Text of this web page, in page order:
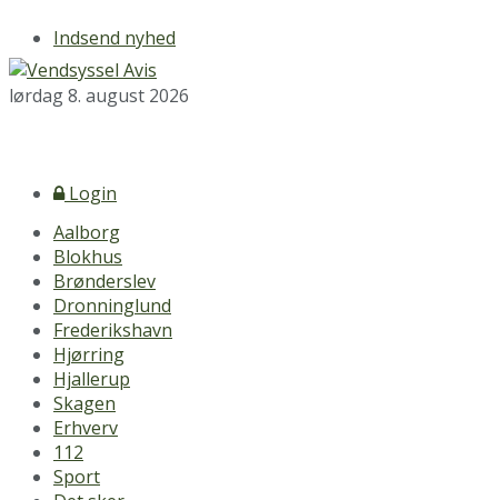
Indsend nyhed
lørdag 8. august 2026
Login
Aalborg
Blokhus
Brønderslev
Dronninglund
Frederikshavn
Hjørring
Hjallerup
Skagen
Erhverv
112
Sport